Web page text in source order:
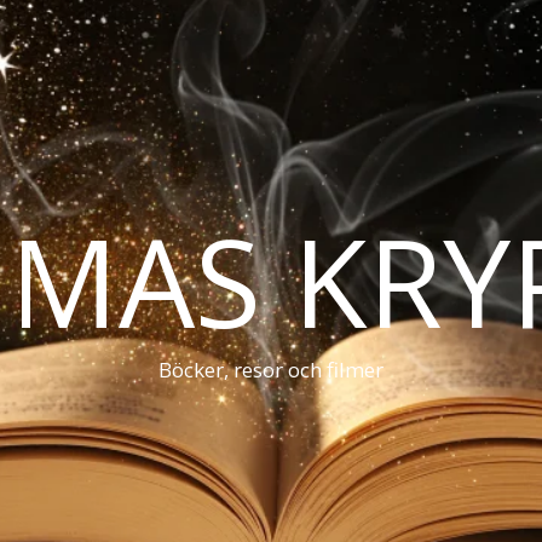
Böcker, resor och filmer